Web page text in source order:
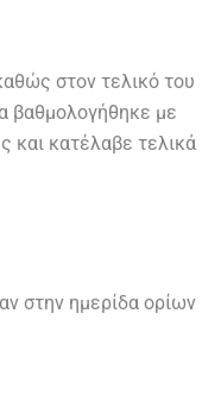
στον τελικό του
βαθμολογήθηκε με
και κατέλαβε τελικά
στην ημερίδα ορίων